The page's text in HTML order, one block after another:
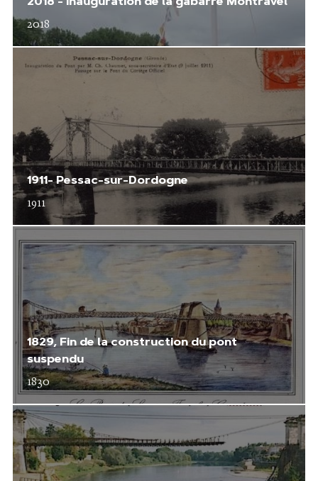
2018
1911- Pessac-sur-Dordogne
1911
1829, Fin de la construction du pont
suspendu
1830